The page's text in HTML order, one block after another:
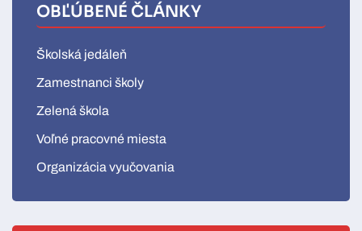
OBĽÚBENÉ ČLÁNKY
Školská jedáleň
Zamestnanci školy
Zelená škola
Voľné pracovné miesta
Organizácia vyučovania